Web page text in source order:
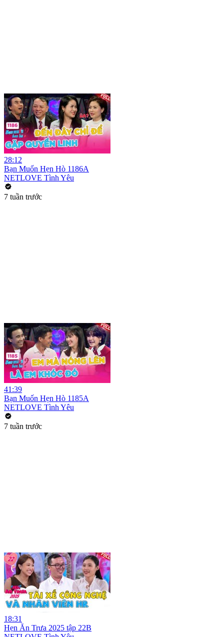
28:12
Bạn Muốn Hẹn Hò 1186A
NETLOVE Tình Yêu
7 tuần trước
41:39
Bạn Muốn Hẹn Hò 1185A
NETLOVE Tình Yêu
7 tuần trước
18:31
Hẹn Ăn Trưa 2025 tập 22B